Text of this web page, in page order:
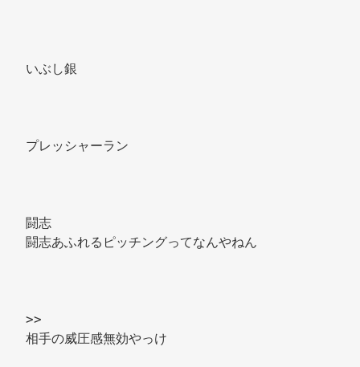
いぶし銀
プレッシャーラン
闘志
闘志あふれるピッチングってなんやねん
>>
相手の威圧感無効やっけ